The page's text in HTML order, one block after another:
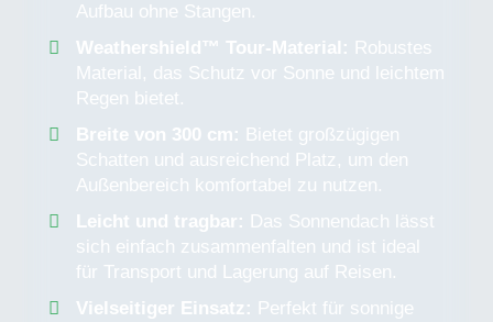
Aufbau ohne Stangen.
Weathershield™ Tour-Material: Robustes
Material, das Schutz vor Sonne und leichtem
Regen bietet.
Breite von 300 cm: Bietet großzügigen
Schatten und ausreichend Platz, um den
Außenbereich komfortabel zu nutzen.
Leicht und tragbar: Das Sonnendach lässt
sich einfach zusammenfalten und ist ideal
für Transport und Lagerung auf Reisen.
Vielseitiger Einsatz: Perfekt für sonnige